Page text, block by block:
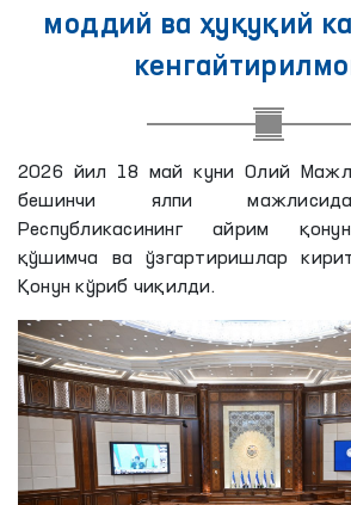
моддий ва ҳуқуқий
2026 йил 18 май куни Олий
бешинчи ялпи мажлисида
Республикасининг айрим
қўшимча ва ўзгартиришлар
Қонун кўриб чиқилди.